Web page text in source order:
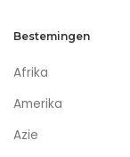
Bestemingen
Afrika
Amerika
Azie